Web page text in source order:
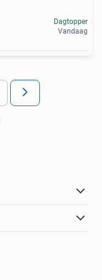
Dagtopper
Vandaag